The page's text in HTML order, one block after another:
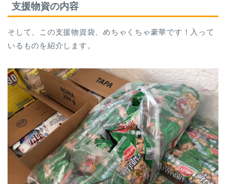
支援物資の内容
そして、この支援物資袋、めちゃくちゃ豪華です！入って
いるものを紹介します。